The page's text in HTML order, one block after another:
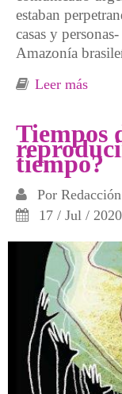
estaban
casas y
Amazonía
Leer más
Tiempos
tiempo?
Por Redacción
17 / Jul / 2020